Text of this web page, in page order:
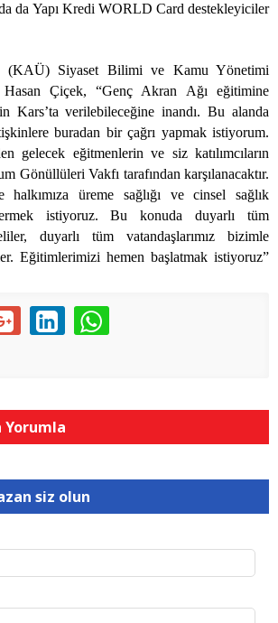
da Yapı Kredi WORLD Card destekleyiciler
(KAÜ) Siyaset Bilimi ve Kamu Yönetimi
Çiçek, “Genç Akran Ağı eğitimine
Kars’ta verilebileceğine inandı. Bu alanda
buradan bir çağrı yapmak istiyorum.
gelecek eğitmenlerin ve siz katılımcıların
Gönüllüleri Vakfı tarafından karşılanacaktır.
üreme sağlığı ve cinsel sağlık
istiyoruz. Bu konuda duyarlı tüm
duyarlı tüm vatandaşlarımız bizimle
Eğitimlerimizi hemen başlatmak istiyoruz”
Yorumla
siz olun